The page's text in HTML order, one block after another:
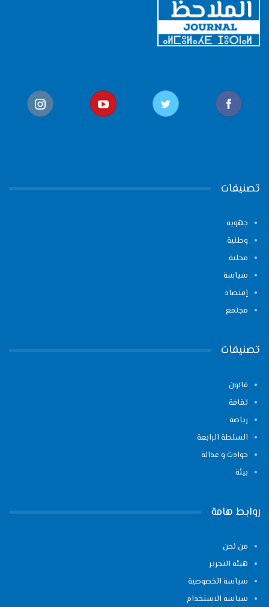
تصنيفات
جهوية
وطنية
محلية
سياسة
إقتصاد
مجتمع
تصنيفات
قانون
ثقافة
رياضة
السلطة الرابعة
حوادث و عدالة
بيئة
روابط هامة
من نحن
هيئة التحرير
سياسة الخصوصية
سياسة الاستخدام